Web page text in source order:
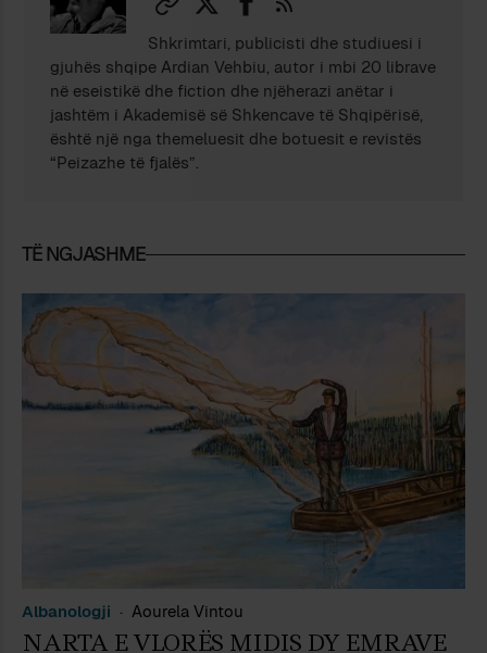
Shkrimtari, publicisti dhe studiuesi i
gjuhës shqipe Ardian Vehbiu, autor i mbi 20 librave
në eseistikë dhe fiction dhe njëherazi anëtar i
jashtëm i Akademisë së Shkencave të Shqipërisë,
është një nga themeluesit dhe botuesit e revistës
“Peizazhe të fjalës”.
TË NGJASHME
Albanologji Aourela Vintou
NARTA E VLORËS MIDIS DY EMRAVE